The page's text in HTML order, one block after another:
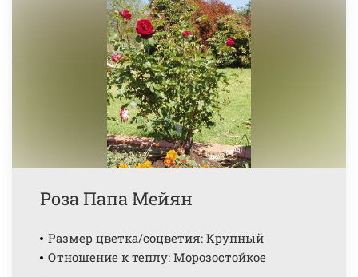
Роза Папа Мейян
Размер цветка/соцветия: Крупный
Отношение к теплу: Морозостойкое